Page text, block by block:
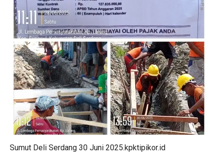
Sumut Deli Serdang 30 Juni 2025.kpktipikor.id